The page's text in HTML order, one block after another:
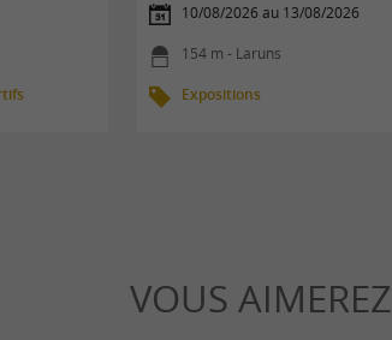
10/08/2026 au 13/08/2026
154 m - Laruns
Expositions
VOUS AIMEREZ